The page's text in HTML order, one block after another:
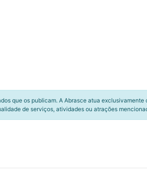
que os publicam. A Abrasce atua exclusivamente
de serviços, atividades ou atrações